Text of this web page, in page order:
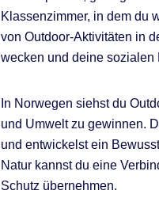
Klassenzimmer, in dem du
von Outdoor-Aktivitäten in
wecken und deine sozialen
In Norwegen siehst du
und Umwelt zu gewinnen.
und entwickelst ein
Natur kannst du eine
Schutz übernehmen.